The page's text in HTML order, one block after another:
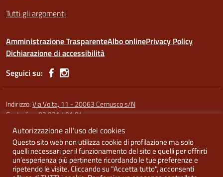
Tutti gli argomenti
Amministrazione TrasparenteAlbo onlinePrivacy Policy
Dichiarazione di accessibilità
Seguici su:
Indirizzo:Via Volta, 11 - 20063 Cernusco s/N
Centralino:02 921 401 04
Codice fiscale: 91587340158
Codice meccanografico:MIRI10300X (sede Argentia) - MIRI10302L
(sede di Cernusco) - MIRI10303N (Melzo)
Autorizzazione all'uso dei cookies
Questo sito web non utilizza cookie di profilazione ma solo
quelli necessari per il funzionamento del sito e quelli per offrirti
un’esperienza più pertinente ricordando le tue preferenze e
ripetendo le visite. Cliccando su "Accetta tutto", acconsenti